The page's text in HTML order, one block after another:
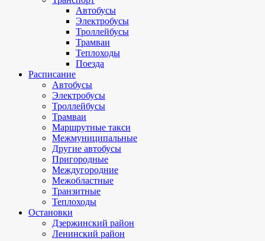
Автобусы
Электробусы
Троллейбусы
Трамваи
Теплоходы
Поезда
Расписание
Автобусы
Электробусы
Троллейбусы
Трамваи
Маршрутные такси
Межмуниципальные
Другие автобусы
Пригородные
Междугородние
Межобластные
Транзитные
Теплоходы
Остановки
Дзержинский район
Ленинский район